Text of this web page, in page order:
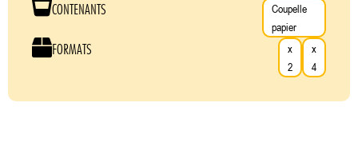
CONTENANTS
Coupelle
papier
FORMATS
x
2
x
4